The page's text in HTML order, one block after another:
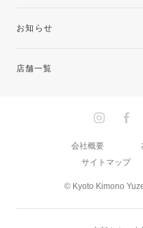
お知らせ
店舗一覧
© Kyoto Kimono
会社概要
サイトマップ